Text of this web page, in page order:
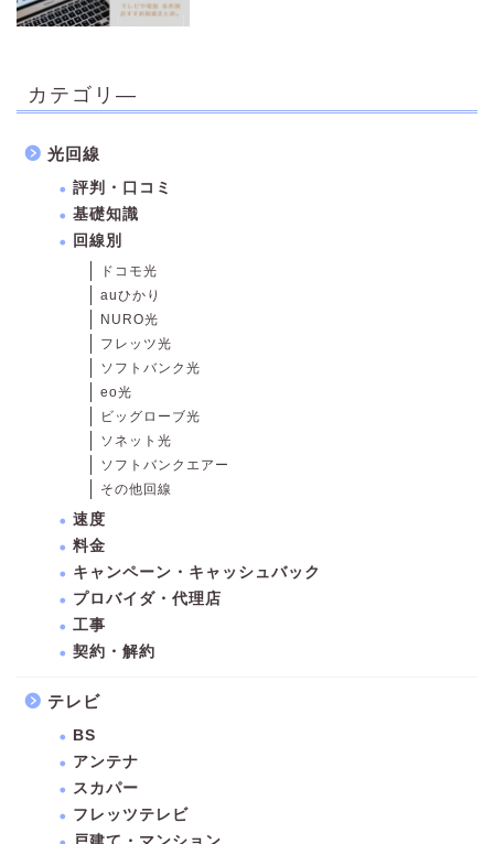
カテゴリ―
光回線
評判・口コミ
基礎知識
回線別
ドコモ光
auひかり
NURO光
フレッツ光
ソフトバンク光
eo光
ビッグローブ光
ソネット光
ソフトバンクエアー
その他回線
速度
料金
キャンペーン・キャッシュバック
プロバイダ・代理店
工事
契約・解約
テレビ
BS
アンテナ
スカパー
フレッツテレビ